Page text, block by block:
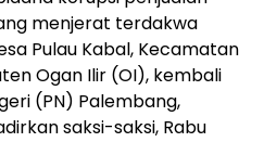
menjerat terdakwa
Pulau Kabal, Kecamatan
Ogan Ilir (OI), kembali
(PN) Palembang,
saksi-saksi, Rabu